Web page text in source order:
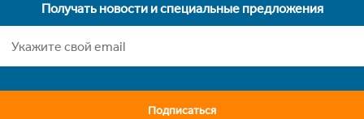
Получать новости и специальные предложения
Подписаться